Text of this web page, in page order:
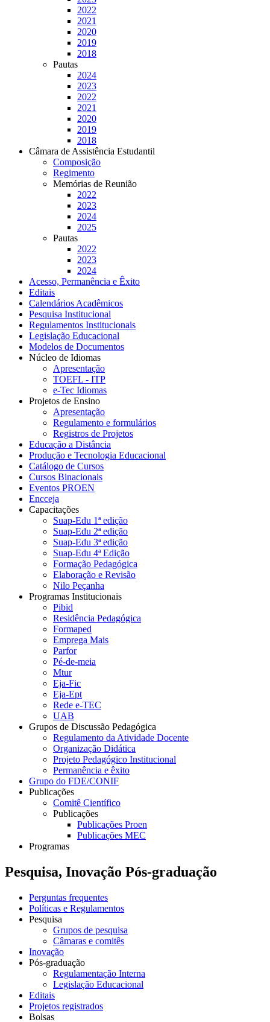
2022
2021
2020
2019
2018
Pautas
2024
2023
2022
2021
2020
2019
2018
Câmara de Assistência Estudantil
Composição
Regimento
Memórias de Reunião
2022
2023
2024
2025
Pautas
2022
2023
2024
Acesso, Permanência e Êxito
Editais
Calendários Acadêmicos
Pesquisa Institucional
Regulamentos Institucionais
Legislação Educacional
Modelos de Documentos
Núcleo de Idiomas
Apresentação
TOEFL - ITP
e-Tec Idiomas
Projetos de Ensino
Apresentação
Regulamento e formulários
Registros de Projetos
Educação a Distância
Produção e Tecnologia Educacional
Catálogo de Cursos
Cursos Binacionais
Eventos PROEN
Encceja
Capacitações
Suap-Edu 1ª edição
Suap-Edu 2ª edição
Suap-Edu 3ª edição
Suap-Edu 4ª Edição
Formação Pedagógica
Elaboração e Revisão
Nilo Peçanha
Programas Institucionais
Pibid
Residência Pedagógica
Formaped
Emprega Mais
Parfor
Pé-de-meia
Mtur
Eja-Fic
Eja-Ept
Rede e-TEC
UAB
Grupos de Discussão Pedagógica
Regulamento da Atividade Docente
Organização Didática
Projeto Pedagógico Institucional
Permanência e êxito
Grupo do FDE/CONIF
Publicações
Comitê Científico
Publicações
Publicações Proen
Publicações MEC
Programas
Pesquisa, Inovação Pós-graduação
Perguntas frequentes
Políticas e Regulamentos
Pesquisa
Grupos de pesquisa
Câmaras e comitês
Inovação
Pós-graduação
Regulamentação Interna
Legislação Educacional
Editais
Projetos registrados
Bolsas